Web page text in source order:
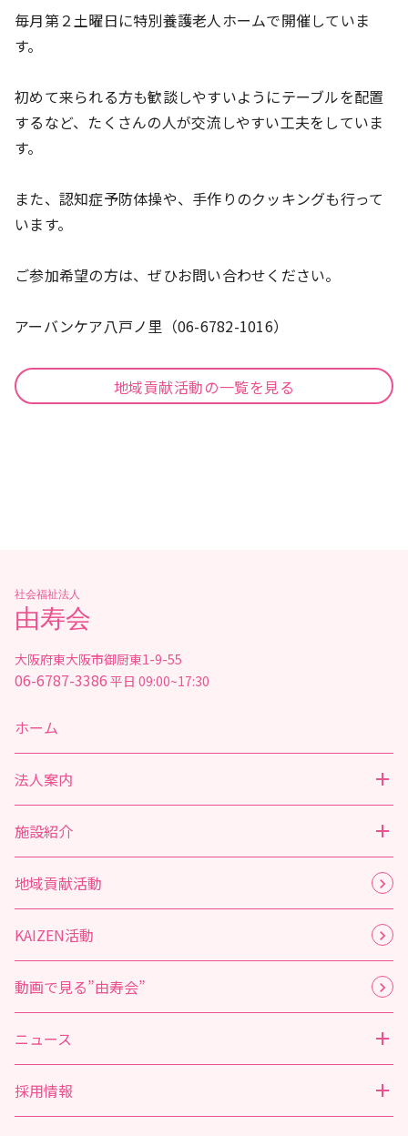
毎月第２土曜日に特別養護老人ホームで開催していま
す。
初めて来られる方も歓談しやすいようにテーブルを配置
するなど、たくさんの人が交流しやすい工夫をしていま
す。
また、認知症予防体操や、手作りのクッキングも行って
います。
ご参加希望の方は、ぜひお問い合わせください。
アーバンケア八戸ノ里（06-6782-1016）
地域貢献活動の一覧を見る
社会福祉法人
由寿会
大阪府東大阪市御厨東1-9-55
06-6787-3386 平日 09:00~17:30
ホーム
法人案内
施設紹介
地域貢献活動
KAIZEN活動
動画で見る”由寿会”
ニュース
採用情報